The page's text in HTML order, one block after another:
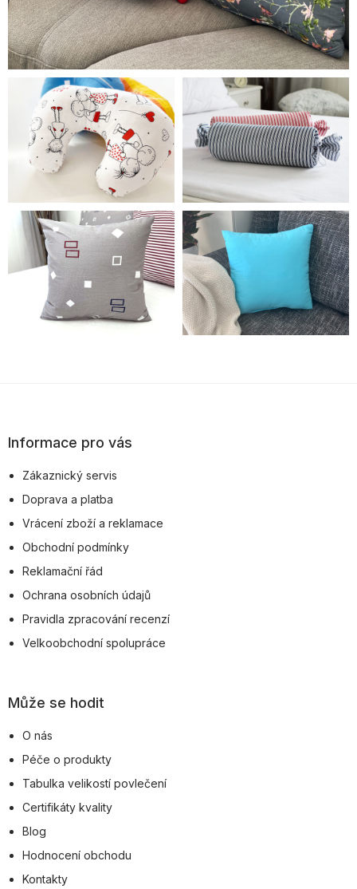
pInformace pro vás
Zákaznický servis
Doprava a platba
Vrácení zboží a reklamace
Obchodní podmínky
Reklamační řád
Ochrana osobních údajů
Pravidla zpracování recenzí
Velkoobchodní spolupráce
Může se hodit
O nás
Péče o produkty
Tabulka velikostí povlečení
Certifikáty kvality
Blog
Hodnocení obchodu
Kontakty